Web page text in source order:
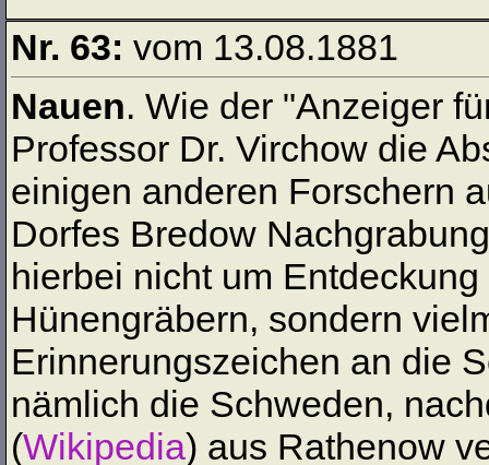
Nr. 63: vom 13.08.1881
Nauen. Wie der "Anzeiger
Professor Dr. Virchow die
einigen anderen Forschern
Dorfes Bredow
hierbei nicht um
Hünengräbern, sondern
Erinnerungszeichen an die
nämlich die Schweden,
(Wikipedia) aus Rathenow